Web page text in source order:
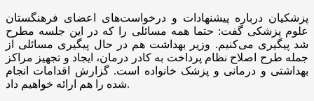
پزشکیان درباره پیشنهادات و درخواست‌های اعضای فرهنگستان
علوم پزشکی گفت: حتما همه مسائلی را که در این جلسه مطرح
شد پیگیری می‌کنیم. وزیر بهداشت هم در حال پیگیری مسائلی از
جمله طرح اصلاح نظام پرداخت به کادر درمان، ایجاد و تجهیز مراکز
بهداشتی و درمانی و پزشک خانواده است. گزارش اقدامات انجام
شده را هم ارائه خواهیم داد.